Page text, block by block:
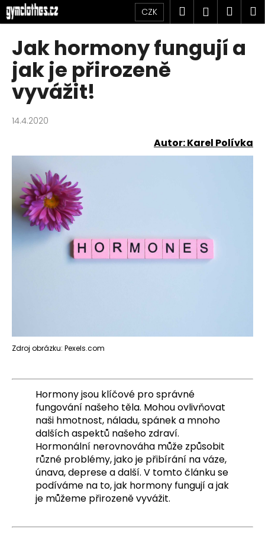
Přejít
na
obsah
CZK Hledat
Jak hormony fungují a
jak je přirozeně
vyvážit!
14.4.2020
Autor: Karel Polívka
Zdroj obrázku: Pexels.com
Hormony jsou klíčové pro správné
fungování našeho těla. Mohou ovlivňovat
naši hmotnost, náladu, spánek a mnoho
dalších aspektů našeho zdraví.
Hormonální nerovnováha může způsobit
různé problémy, jako je přibírání na váze,
únava, deprese a další. V tomto článku se
podíváme na to, jak hormony fungují a jak
je můžeme přirozeně vyvážit.
K
o
C
o
p
t
e
b
u
j
e
t
e
?
HLEDAT
č